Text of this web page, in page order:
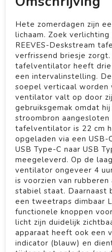
Hete zomerdagen zijn
lichaam. Zoek
REEVES-Deskstream
verfrissend briesje
tafelventilator heeft
een intervalinstelling.
soepel verticaal worden
ventilator valt op door
gebruiksgemak omdat
stroombron
tafelventilator is 22 cm
opgeladen via een USB-
USB Type-C naar USB
meegeleverd. Op de
ventilator ongeveer 4
is voorzien van
stabiel staat.
een tweetraps dimbaar
functionele knoppen
licht zijn duidelijk
apparaat heeft ook een
indicator (blauw) en